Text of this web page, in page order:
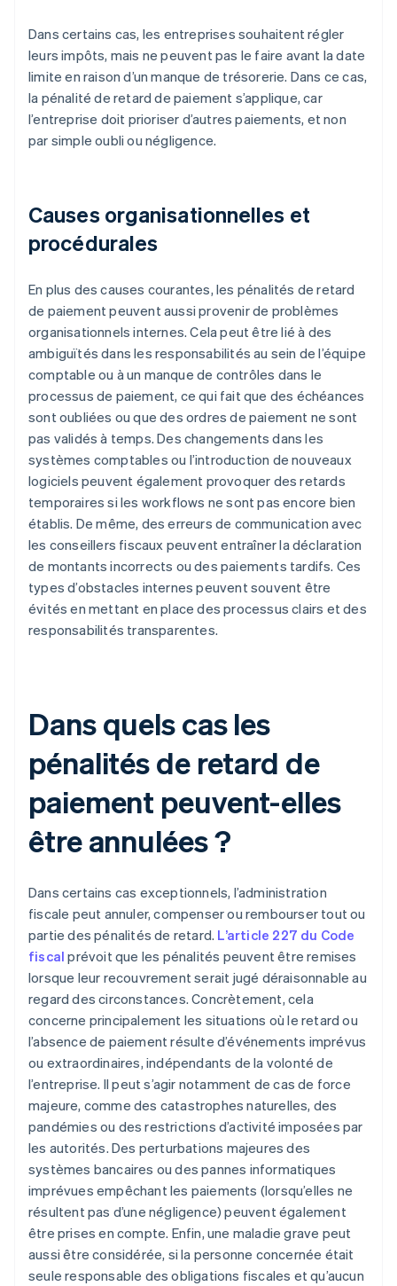
Dans certains cas, les entreprises souhaitent régler
leurs impôts, mais ne peuvent pas le faire avant la date
limite en raison d’un manque de trésorerie. Dans ce cas,
la pénalité de retard de paiement s’applique, car
l’entreprise doit prioriser d’autres paiements, et non
par simple oubli ou négligence.
Causes organisationnelles et
procédurales
En plus des causes courantes, les pénalités de retard
de paiement peuvent aussi provenir de problèmes
organisationnels internes. Cela peut être lié à des
ambiguïtés dans les responsabilités au sein de l’équipe
comptable ou à un manque de contrôles dans le
processus de paiement, ce qui fait que des échéances
sont oubliées ou que des ordres de paiement ne sont
pas validés à temps. Des changements dans les
systèmes comptables ou l’introduction de nouveaux
logiciels peuvent également provoquer des retards
temporaires si les workflows ne sont pas encore bien
établis. De même, des erreurs de communication avec
les conseillers fiscaux peuvent entraîner la déclaration
de montants incorrects ou des paiements tardifs. Ces
types d’obstacles internes peuvent souvent être
évités en mettant en place des processus clairs et des
responsabilités transparentes.
Dans quels cas les
pénalités de retard de
paiement peuvent-elles
être annulées ?
Dans certains cas exceptionnels, l’administration
fiscale peut annuler, compenser ou rembourser tout ou
partie des pénalités de retard. L’article 227 du Code
fiscal prévoit que les pénalités peuvent être remises
lorsque leur recouvrement serait jugé déraisonnable au
regard des circonstances. Concrètement, cela
concerne principalement les situations où le retard ou
l’absence de paiement résulte d’événements imprévus
ou extraordinaires, indépendants de la volonté de
l’entreprise. Il peut s’agir notamment de cas de force
majeure, comme des catastrophes naturelles, des
pandémies ou des restrictions d’activité imposées par
les autorités. Des perturbations majeures des
systèmes bancaires ou des pannes informatiques
imprévues empêchant les paiements (lorsqu’elles ne
résultent pas d’une négligence) peuvent également
être prises en compte. Enfin, une maladie grave peut
aussi être considérée, si la personne concernée était
seule responsable des obligations fiscales et qu’aucun